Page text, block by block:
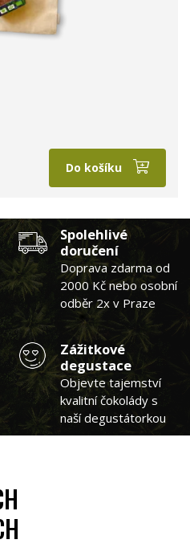
Do košíku
Spolehlivé
doručení
Doprava zdarma od
2000 Kč nebo osobní
odběr 2x v Praze
Zážitkové
degustace
Objevte tajemství
kvalitní čokolády s
naší degustátorkou